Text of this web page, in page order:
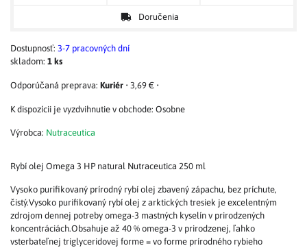
Doručenia
Dostupnosť: 3-7 pracovných dní
skladom: 1 ks
Kuriér • 3,69 € •
Osobne
Výrobca: Nutraceutica
Rybí olej Omega 3 HP natural Nutraceutica 250 ml
Vysoko purifikovaný prírodný rybí olej zbavený zápachu, bez príchute,
čistý.Vysoko purifikovaný rybí olej z arktických tresiek je excelentným
zdrojom dennej potreby omega-3 mastných kyselín v prirodzených
koncentráciách.Obsahuje až 40 % omega-3 v prirodzenej, ľahko
vsterbateľnej triglyceridovej forme = vo forme prírodného rybieho